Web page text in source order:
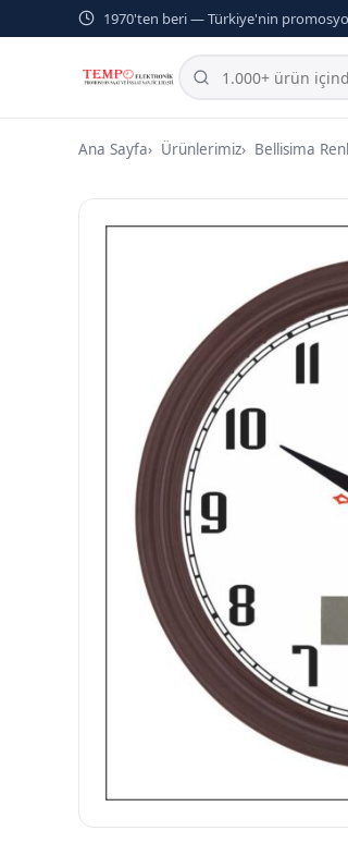
1970'ten beri — Türkiye'nin
Ana Sayfa Ürünlerimiz Bellisima